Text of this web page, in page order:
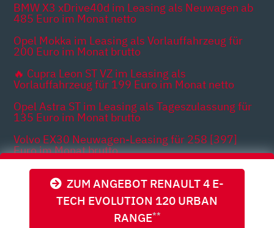
ZUM ANGEBOT RENAULT 4 E-
TECH EVOLUTION 120 URBAN
RANGE**
BMW X3 xDrive40d im Leasing als Neuwagen ab
485 Euro im Monat netto
Opel Mokka im Leasing als Vorlauffahrzeug für
200 Euro im Monat brutto
🔥 Cupra Leon ST VZ im Leasing als
Vorlauffahrzeug für 199 Euro im Monat netto
Opel Astra ST im Leasing als Tageszulassung für
135 Euro im Monat brutto
Volvo EX30 Neuwagen-Leasing für 258 [397]
Euro im Monat brutto
Leapmotor T03 Neuwagen-Leasing für 62 [173]
Euro im Monat brutto